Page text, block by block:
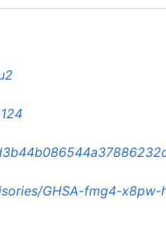
GHSA-fmg4-x8pw-